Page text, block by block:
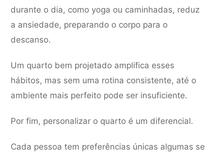
durante o dia, como yoga ou caminhadas, reduz
a ansiedade, preparando o corpo para o
descanso.
Um quarto bem projetado amplifica esses
hábitos, mas sem uma rotina consistente, até o
ambiente mais perfeito pode ser insuficiente.
Por fim, personalizar o quarto é um diferencial.
Cada pessoa tem preferências únicas algumas se